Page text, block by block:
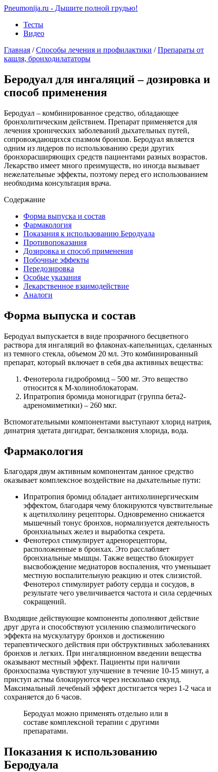
Pneumonija.ru - Дышите полной грудью!
Тесты
Видео
Главная / Способы лечения и профилактики / Препараты от
кашля, бронходилататоры
Беродуал для ингаляций – дозировка и
способ применения
Беродуал – комбинированное средство, обладающее
бронхолитическим действием. Препарат применяется для
лечения хронических заболеваний дыхательных путей,
сопровождающихся спазмом бронхов. Беродуал является
одним из лидеров по использованию среди других
бронхорасширяющих средств пациентами разных возрастов.
Лекарство имеет много преимуществ, но иногда вызывает
нежелательные эффекты, поэтому перед его использованием
необходима консультация врача.
Содержание
Форма выпуска и состав
Фармакология
Показания к использованию Беродуала
Противопоказания
Дозировка и способ применения
Побочные эффекты
Передозировка
Особые указания
Лекарственное взаимодействие
Аналоги
Форма выпуска и состав
Беродуал выпускается в виде прозрачного бесцветного
раствора для ингаляций во флаконах-капельницах, сделанных
из темного стекла, объемом 20 мл. Это комбинированный
препарат, который включает в себя два активных вещества:
Фенотерола гидробромид – 500 мг. Это вещество
относится к М-холиноблокаторам.
Ипратропия бромида моногидрат (группа бета2-
адреномиметики) – 260 мкг.
Вспомогательными компонентами выступают хлорид натрия,
динатрия эдетата дигидрат, бензалкония хлорида, вода.
Фармакология
Благодаря двум активным компонентам данное средство
оказывает комплексное воздействие на дыхательные пути:
Ипратропия бромид обладает антихолинергическим
эффектом, благодаря чему блокируются чувствительные
к ацетилхолину рецепторы. Одновременно снижается
мышечный тонус бронхов, нормализуется деятельность
бронхиальных желез и выработка секрета.
Фенотерол стимулирует адренорецепторы,
расположенные в бронхах. Это расслабляет
бронхиальные мышцы. Также вещество блокирует
высвобождение медиаторов воспаления, что уменьшает
местную воспалительную реакцию и отек слизистой.
Фенотерол стимулирует работу сердца и сосудов, в
результате чего увеличивается частота и сила сердечных
сокращений.
Входящие действующие компоненты дополняют действие
друг друга и способствуют усилению спазмолитического
эффекта на мускулатуру бронхов и достижению
терапевтического действия при обструктивных заболеваниях
бронхов и легких. При ингаляционном введении вещества
оказывают местный эффект. Пациенты при наличии
бронхоспазма чувствуют улучшение в течение 10-15 минут, а
приступ астмы блокируются через несколько секунд.
Максимальный лечебный эффект достигается через 1-2 часа и
сохраняется до 6 часов.
Беродуал можно применять отдельно или в
составе комплексной терапии с другими
препаратами.
Показания к использованию
Беродуала